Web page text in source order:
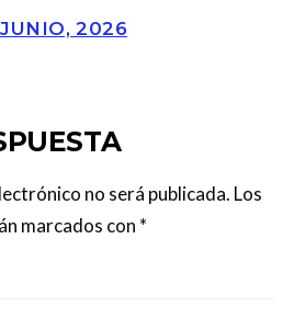
2026
no será publicada. Los
marcados con *